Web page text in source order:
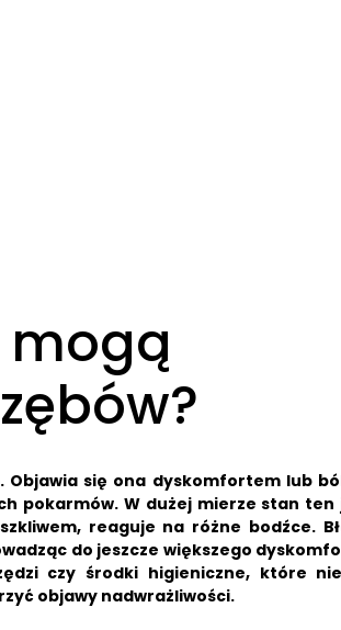
mogą
Objawia się ona dyskomfortem lub
pokarmów. W dużej mierze stan ten
reaguje na różne bodźce.
do jeszcze większego
czy środki higieniczne, które
objawy nadwrażliwości.